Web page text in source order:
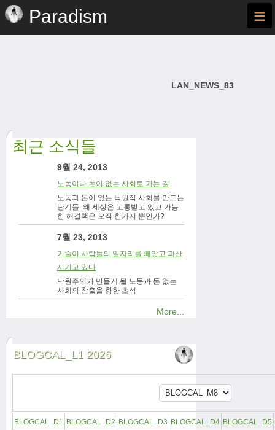
Paradism ≡
LAN_NEWS_83
최근 소식들
9월 24, 2013
노동이나 돈이 없는 사회로 가는 길
노동과 돈이 없는 낙원적 사회를 만드는
단계들. 왜 세상은 고통받고 있고 가능
한 해결책은 오직 한가지 뿐인가?
7월 23, 2013
기술이 사람들의 일자리를 빼앗고 파산
시키고 있다
낙원주의가 만들게 될 노동과 돈 없는
사회의 창출을 향한 초석
More...
BLOGCAL_L1 2026
BLOGCAL_D1 BLOGCAL_D2 BLOGCAL_D3 BLOGCAL_D4 BLOGCAL_D5